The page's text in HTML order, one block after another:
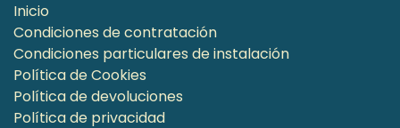
Inicio
Condiciones de contratación
Condiciones particulares de instalación
Política de Cookies
Política de devoluciones
Política de privacidad